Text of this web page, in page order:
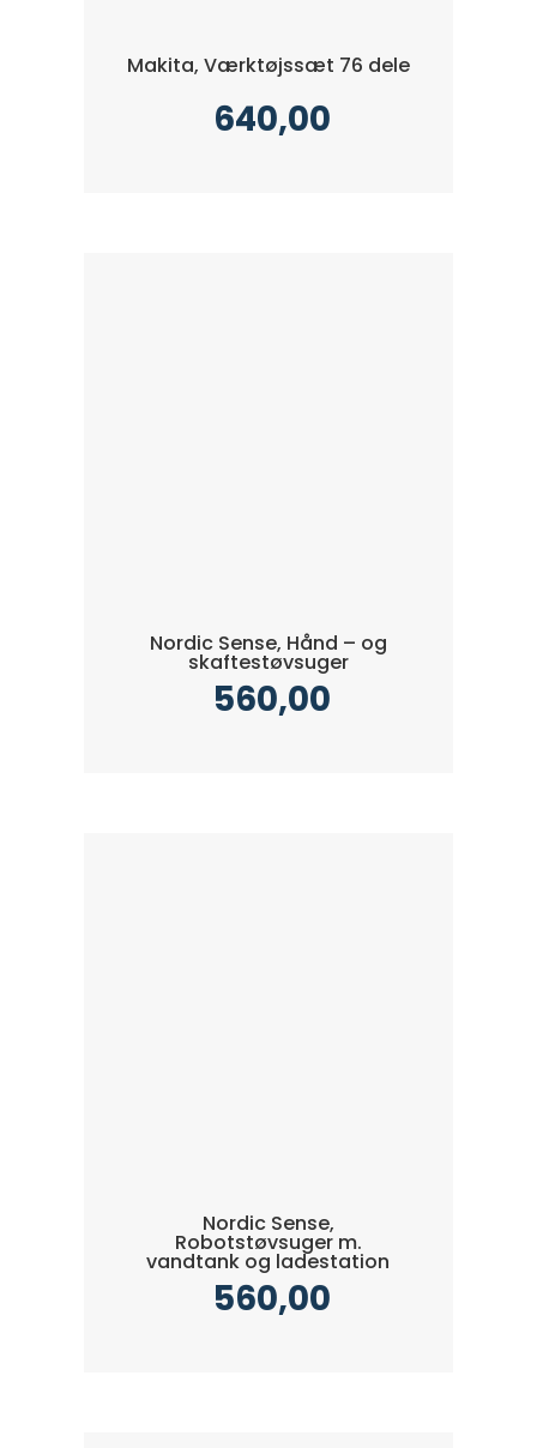
Makita, Værktøjssæt 76 dele
640,00
Nordic Sense, Hånd – og
skaftestøvsuger
560,00
Nordic Sense,
Robotstøvsuger m.
vandtank og ladestation
560,00